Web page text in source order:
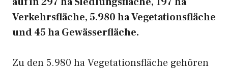
Verkehrsfläche, 5.980 ha Vegetationsfläche
und 45 ha Gewässerfläche.
Zu den 5.980 ha Vegetationsfläche gehören